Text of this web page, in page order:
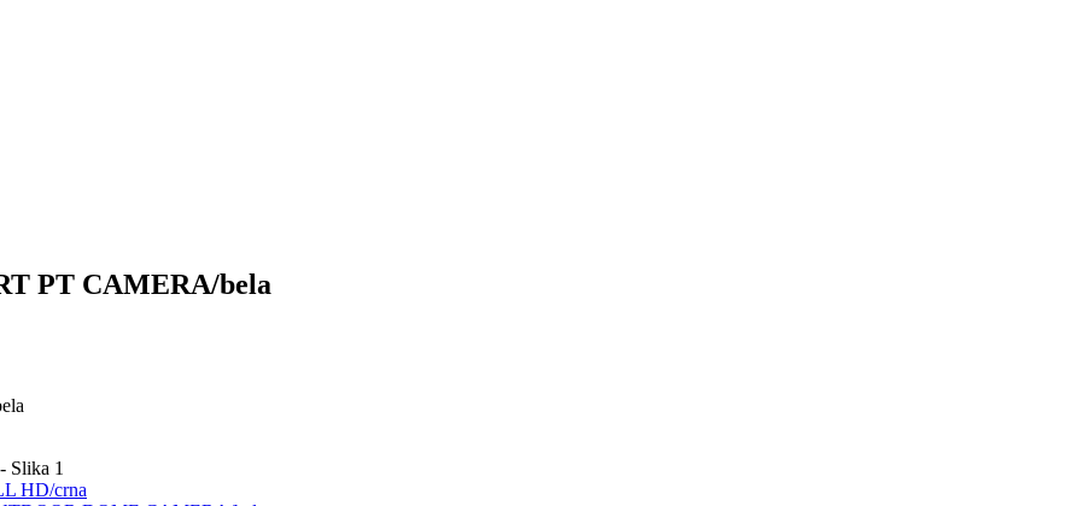
PT CAMERA/bela
HD/crna